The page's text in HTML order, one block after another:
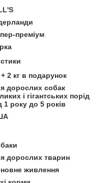
преміум
+ 2 кг в подарунок
дорослих собак
і гігантських порід
1 року до 5 років
дорослих тварин
живлення